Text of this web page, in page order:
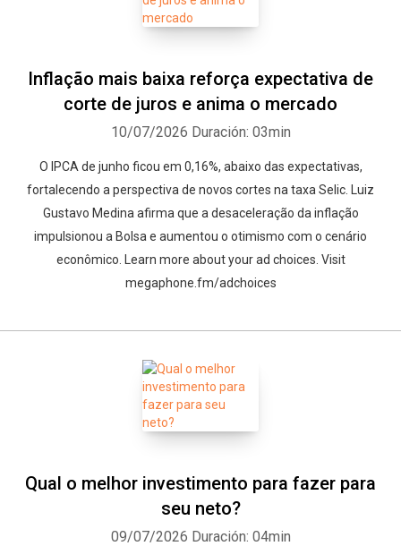
Inflação mais baixa reforça expectativa de
corte de juros e anima o mercado
10/07/2026 Duración: 03min
O IPCA de junho ficou em 0,16%, abaixo das expectativas,
fortalecendo a perspectiva de novos cortes na taxa Selic. Luiz
Gustavo Medina afirma que a desaceleração da inflação
impulsionou a Bolsa e aumentou o otimismo com o cenário
econômico. Learn more about your ad choices. Visit
megaphone.fm/adchoices
Qual o melhor investimento para fazer para
seu neto?
09/07/2026 Duración: 04min